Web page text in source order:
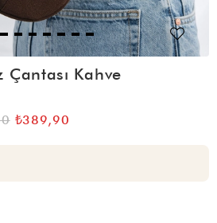
Kahve
₺389,90